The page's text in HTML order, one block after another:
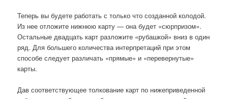
Теперь вы будете работать с только что созданной колодой.
Из нее отложите нижнюю карту — она будет «сюрпризом».
Остальные двадцать карт разложите «рубашкой» вниз в один
ряд. Для большего количества интерпретаций при этом
способе следует различать «прямые» и «перевернутые»
карты.
Дав соответствующее толкование карт по нижеприведенной